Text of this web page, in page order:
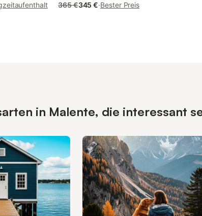
365 €345 €·Bester Preis
in Malente, die interessant